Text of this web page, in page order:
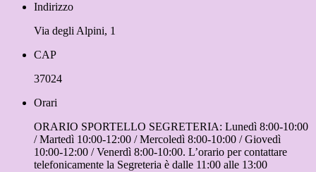
Indirizzo
Via degli Alpini, 1
CAP
37024
Orari
ORARIO SPORTELLO SEGRETERIA: Lunedì 8:00-10:00
/ Martedì 10:00-12:00 / Mercoledì 8:00-10:00 / Giovedì
10:00-12:00 / Venerdì 8:00-10:00. L’orario per contattare
telefonicamente la Segreteria è dalle 11:00 alle 13:00